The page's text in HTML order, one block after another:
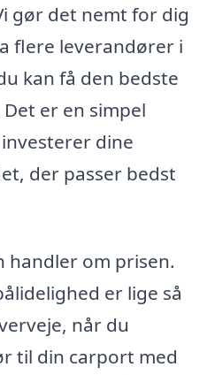
gør det nemt for dig
flere leverandører i
kan få den bedste
er en simpel
dine
der passer bedst
handler om prisen.
er lige så
når du
til din carport med